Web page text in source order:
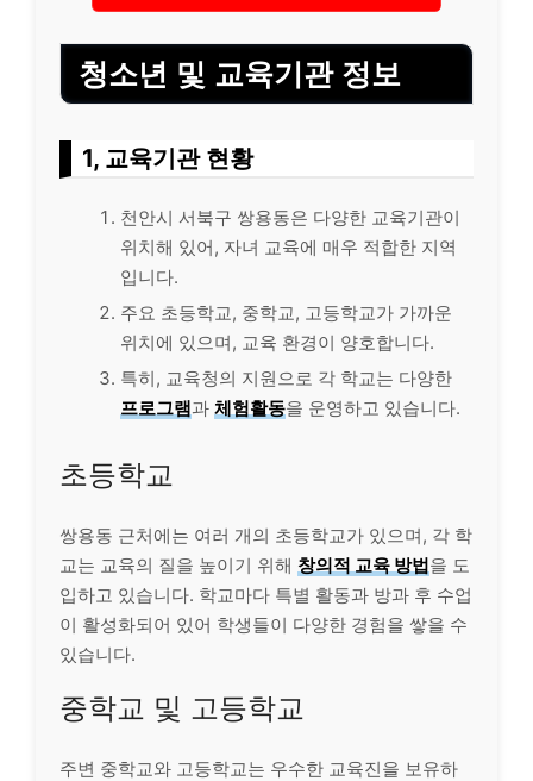
청소년 및 교육기관 정보
1, 교육기관 현황
천안시 서북구 쌍용동은 다양한 교육기관이
위치해 있어, 자녀 교육에 매우 적합한 지역
입니다.
주요 초등학교, 중학교, 고등학교가 가까운
위치에 있으며, 교육 환경이 양호합니다.
특히, 교육청의 지원으로 각 학교는 다양한
프로그램과 체험활동을 운영하고 있습니다.
초등학교
쌍용동 근처에는 여러 개의 초등학교가 있으며, 각 학
교는 교육의 질을 높이기 위해 창의적 교육 방법을 도
입하고 있습니다. 학교마다 특별 활동과 방과 후 수업
이 활성화되어 있어 학생들이 다양한 경험을 쌓을 수
있습니다.
중학교 및 고등학교
주변 중학교와 고등학교는 우수한 교육진을 보유하